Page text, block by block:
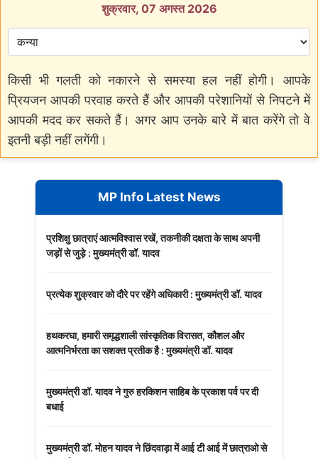
शुक्रवार, 07 अगस्त 2026
किसी भी गलती को नकारने से समस्या हल नहीं होगी। आपके
प्रियजन आपकी परवाह करते हैं और आपकी परेशानियों से निपटने में
आपकी मदद कर सकते हैं। अगर आप उनके बारे में बात करेंगे तो वे
इतनी बड़ी नहीं लगेंगी।
MP Info Latest News
प्रशिक्षु छात्राएं आत्मविश्वास रखें, तकनीकी दक्षता के साथ अपनी
जड़ों से जुड़े : मुख्यमंत्री डॉ. यादव
प्रत्येक शुक्रवार को दौरे पर रहेंगे अधिकारी : मुख्यमंत्री डॉ. यादव
हथकरघा, हमारी समृद्धशाली सांस्कृतिक विरासत, कौशल और
आत्मनिर्भरता का सशक्त प्रतीक है : मुख्यमंत्री डॉ. यादव
मुख्यमंत्री डॉ. यादव ने गुरु हरकिशन साहिब के प्रकाश पर्व पर दी
बधाई
मुख्यमंत्री डॉ. मोहन यादव ने छिंदवाड़ा में आई टी आई में छात्राओ से